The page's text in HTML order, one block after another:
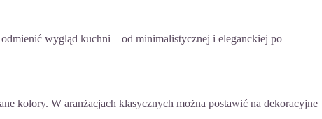
wygląd kuchni – od minimalistycznej i eleganckiej po
kolory. W aranżacjach klasycznych można postawić na dekoracyjne